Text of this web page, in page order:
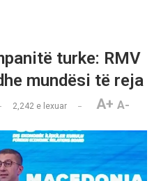
turke: RMV
mundësi të reja
2,242 e lexuar A+ A-